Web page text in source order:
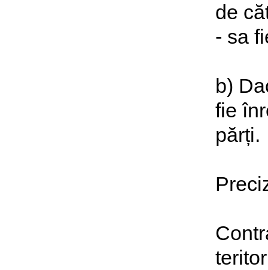
de
- sa
b)
fie
părți.